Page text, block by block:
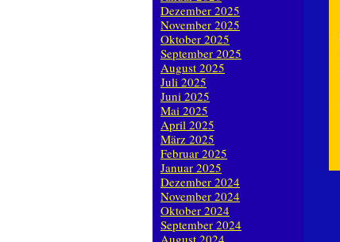
Dezember 2025
November 2025
Oktober 2025
September 2025
August 2025
Juli 2025
Juni 2025
Mai 2025
April 2025
März 2025
Februar 2025
Januar 2025
Dezember 2024
November 2024
Oktober 2024
September 2024
August 2024